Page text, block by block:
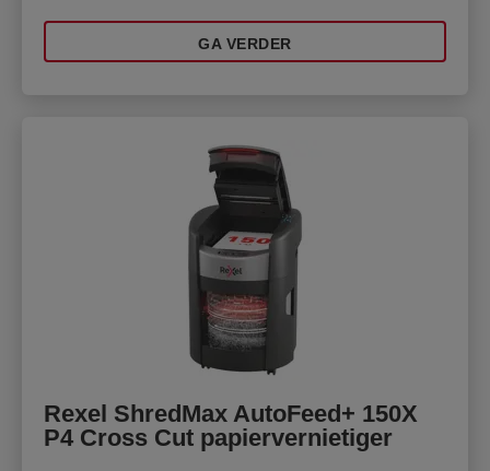
GA VERDER
Rexel ShredMax AutoFeed+ 150X
P4 Cross Cut papiervernietiger